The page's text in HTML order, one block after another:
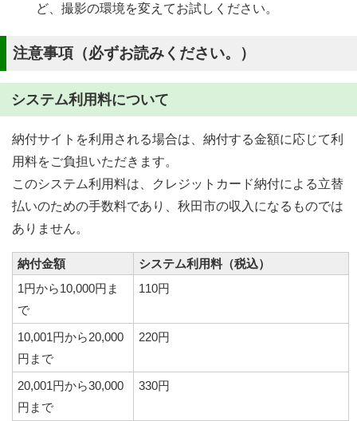
ど、撮影の環境を変えてお試しください。
注意事項（必ずお読みください。）
システム利用料について
納付サイトを利用される場合は、納付する金額に応じて利
用料をご負担いただきます。
このシステム利用料は、クレジットカード納付による立替
払いのための手数料であり、秋田市の収入になるものでは
ありません。
納付金額
システム利用料（税込）
1円から10,000円ま
で
110円
10,001円から20,000
円まで
220円
20,001円から30,000
円まで
330円